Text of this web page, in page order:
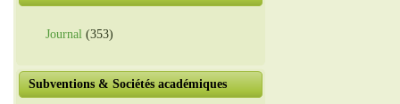
Journal (353)
Subventions & Sociétés académiques